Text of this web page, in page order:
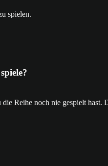
spielen.
Reihe noch nie gespielt